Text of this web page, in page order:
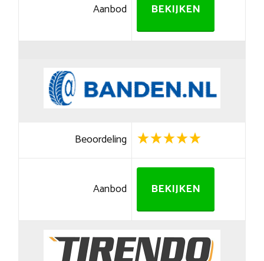
Aanbod BEKIJKEN
Beoordeling
Aanbod BEKIJKEN